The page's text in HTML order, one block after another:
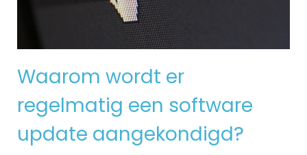
Waarom wordt er
regelmatig een software
update aangekondigd?